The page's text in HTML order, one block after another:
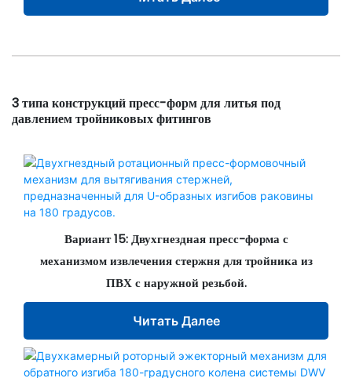
3 типа конструкций пресс-форм для литья под
давлением тройниковых фитингов
Вариант 15: Двухгнездная пресс-форма с
механизмом извлечения стержня для тройника из
ПВХ с наружной резьбой.
Читать Далее